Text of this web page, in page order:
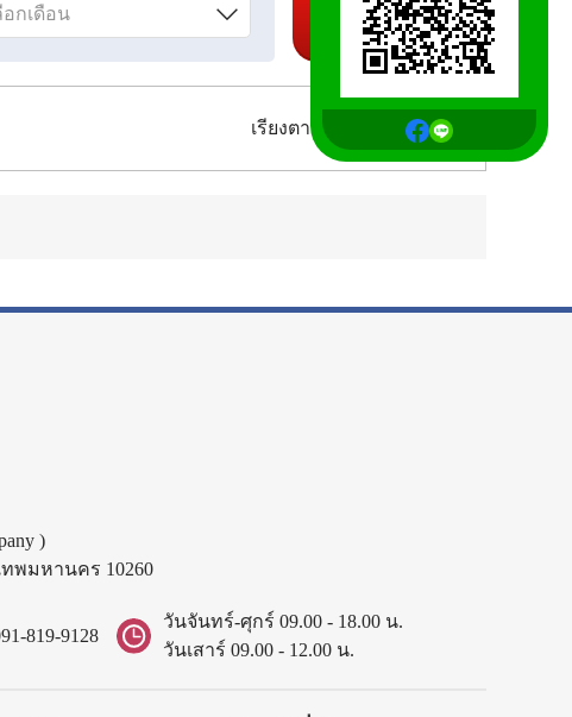
ค้นหาทัวร์
เรียงตาม
)
พมหานคร 10260
819-9128
วันจันทร์-ศุกร์ 09.00 - 18.00 น.
วันเสาร์ 09.00 - 12.00 น.